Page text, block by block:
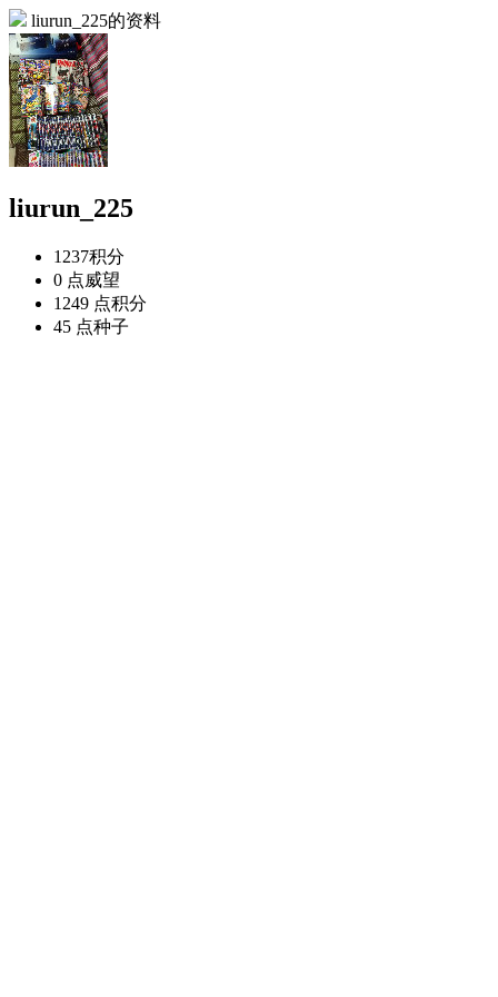
liurun_225的资料
liurun_225
1237积分
0 点威望
1249 点积分
45 点种子